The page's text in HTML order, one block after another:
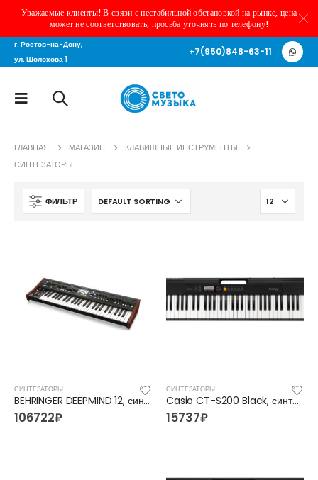
Уважаемые клиенты! В связи с нестабильной обстановкой на рынке, цена
может не соответствовать, просьба уточнять по телефону!
г. Ростов-на-Дону,
ул. Шолохова 1
+7(950)848-63-11
ГЛАВНАЯ МАГАЗИН
КЛАВИШНЫЕ ИНСТРУМЕНТЫ
СИНТЕЗАТОРЫ
ФИЛЬТР
СИНТЕЗАТОРЫ
BEHRINGER DEEPMIND 12, синтезатор
106722₽
СИНТЕЗАТОРЫ
Casio CT-S200 Black, синтезатор
15737₽